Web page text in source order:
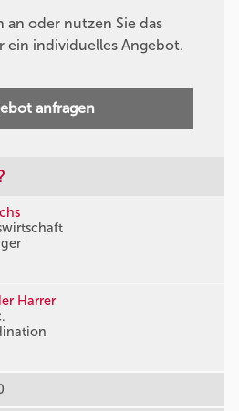
an oder nutzen Sie das
ein individuelles Angebot.
anfragen
Harrer